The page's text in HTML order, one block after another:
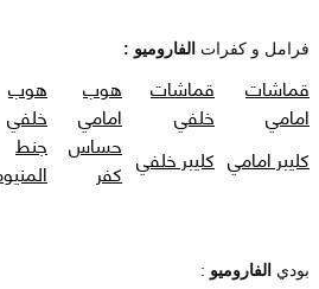
فرامل و كفرات الفاروميو :
قماشات
امامي
قماشات
خلفي
هوب
امامي
هوب
خلفي
كليبر امامي كليبر خلفي حساس
كفر
جنط
بودي الفاروميو :